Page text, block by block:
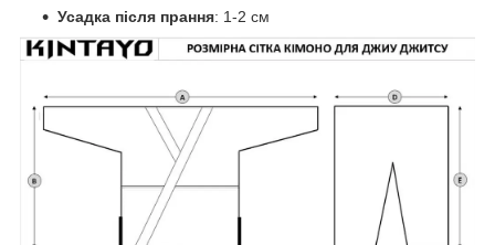
Усадка після прання: 1-2 см